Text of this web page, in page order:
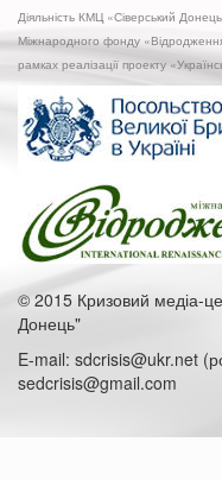
Діяльність КМЦ «Сіверський
Міжнародного фонду
рамках реалізації проекту
© 2015 Кризовий медіа-
Донець"
E-mail: sdcrisis@ukr.net
sedcrisis@gmail.com